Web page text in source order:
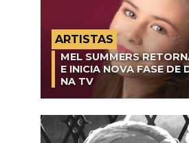
ARTISTAS
MEL SUMMERS
E INICIA NOVA FASE DE
NA TV